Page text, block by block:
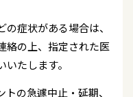
症状がある場合は、
絡の上、指定された医
たします。
の急遽中止・延期、